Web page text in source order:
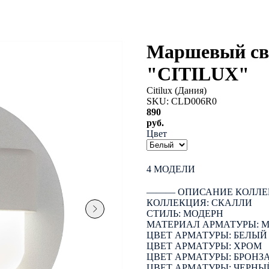
Маршевый
"CITILUX"
Citilux (Дания)
SKU: CLD006R0
890
руб.
Цвет
4 МОДЕЛИ
――― ОПИСАНИЕ
КОЛЛЕКЦИЯ: СКАЛЛИ
СТИЛЬ: МОДЕРН
МАТЕРИАЛ АРМАТУРЫ:
ЦВЕТ АРМАТУРЫ: БЕЛЫЙ
ЦВЕТ АРМАТУРЫ: ХРОМ
ЦВЕТ АРМАТУРЫ: БРОНЗА